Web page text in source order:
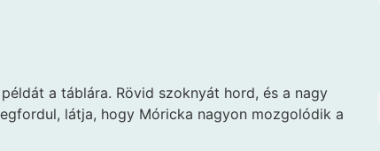
a táblára. Rövid szoknyát hord, és a nagy
látja, hogy Móricka nagyon mozgolódik a